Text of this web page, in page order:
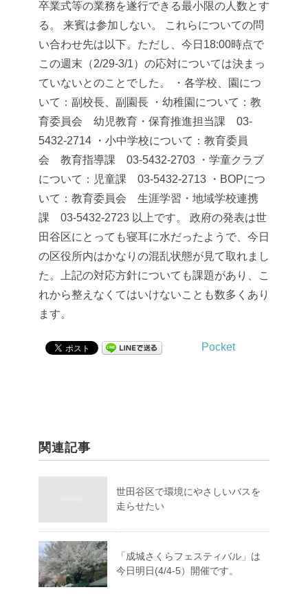
卒業式等の業務を遂行できる最小限の人数とす
る。
来賓は参加しない。
これらについての問
い合わせ先は以下。ただし、今日18:00時点で
この週末（2/29-3/1）の応対については決まっ
ていないとのことでした。
・各学校、園につ
いて：副校長、副園長
・幼稚園について：教
育委員会 幼児教育・保育推進担当課 03-
5432-2714
・小中学校について：教育委員
会 教育指導課 03-5432-2703
・学童クラブ
について：児童課 03-5432-2713
・BOPにつ
いて：教育委員会 生涯学習・地域学校連携
課 03-5432-2723 以上です。
政府の発表は世
田谷区にとっても寝耳に水だったようで、今日
の区役所内はかなりの混乱状態が見て取れまし
た。上記の対応方針についても課題があり、こ
れから整えなくてはいけないことも数多くあり
ます。
Pocket
関連記事
世田谷区で環境にやさしいバスを
走らせたい
「成城さくらフェスティバル」は
今日明日(4/4-5）開催です。